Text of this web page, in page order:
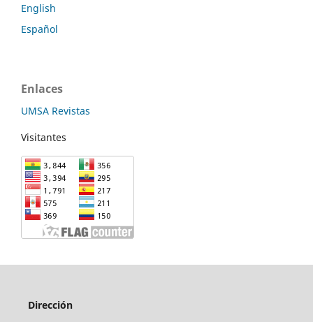
English
Español
Enlaces
UMSA Revistas
Visitantes
Dirección